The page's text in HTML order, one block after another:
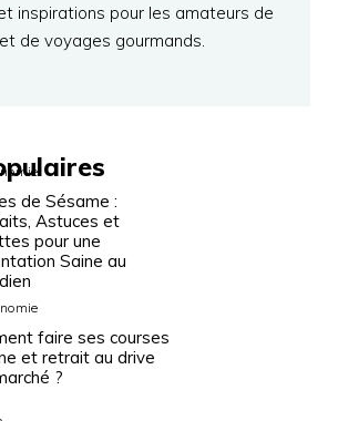
inspirations pour les amateurs de
de voyages gourmands.
de Sésame :
Astuces et
pour une
Saine au
faire ses courses
et retrait au drive
?